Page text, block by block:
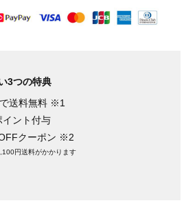
3つの特典
送料無料 ※1
イント付与
クーポン ※2
円送料がかかります